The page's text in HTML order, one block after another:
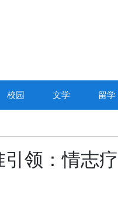
校园 文学 留学
领：情志